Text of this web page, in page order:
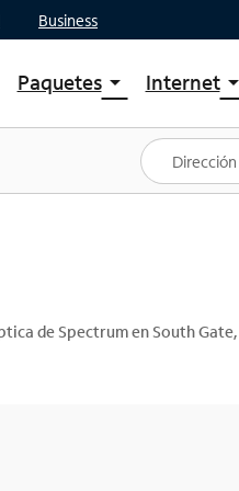
Business
Paquetesarrow_drop_down
Ver paquetes
Spectrum One
Mejores ofertas
Internetarrow_drop_down
Planes
de Spectrum en South Gate,